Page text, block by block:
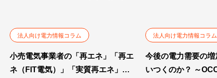
法人向け電力情報コラム
小売電気事業者の「再エネ」「再エ
ネ（FIT電気）」「実質再エネ」の
法人向け電力情報コラム
今後の電力需要の
いつくのか？ ～OCCTO取り纏めの